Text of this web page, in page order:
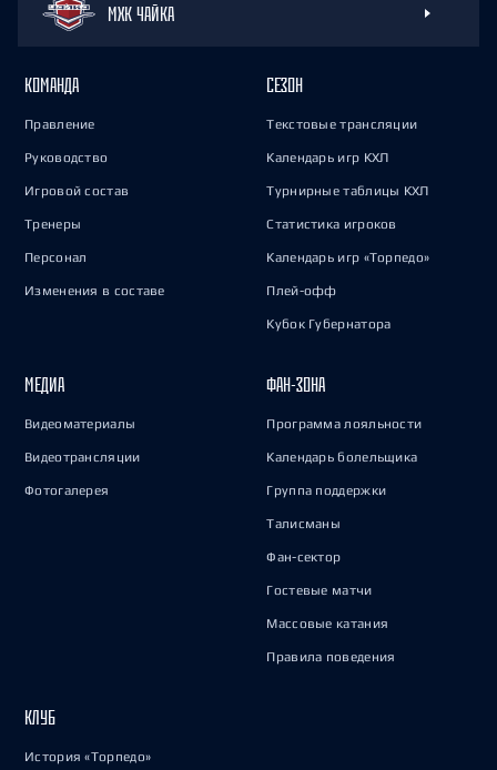
МХК ЧАЙКА
КОМАНДА
Правление
Руководство
Игровой состав
Тренеры
Персонал
Изменения в составе
СЕЗОН
Текстовые трансляции
Календарь игр КХЛ
Турнирные таблицы КХЛ
Статистика игроков
Календарь игр «Торпедо»
Плей-офф
Кубок Губернатора
МЕДИА
Видеоматериалы
Видеотрансляции
Фотогалерея
ФАН-ЗОНА
Программа лояльности
Календарь болельщика
Группа поддержки
Талисманы
Фан-сектор
Гостевые матчи
Массовые катания
Правила поведения
КЛУБ
История «Торпедо»